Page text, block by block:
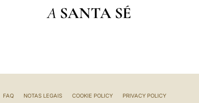
A SANTA SÉ
FAQ NOTAS LEGAIS COOKIE POLICY PRIVACY POLICY